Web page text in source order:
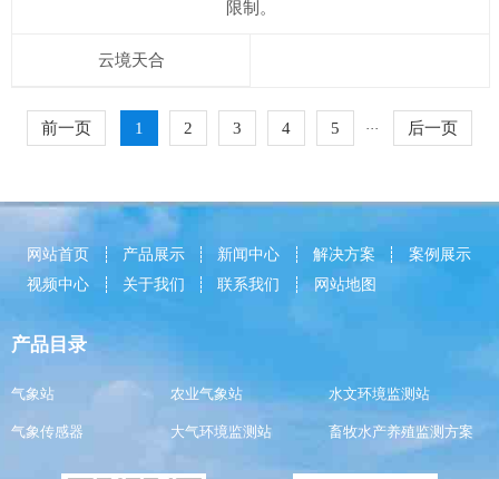
限制。
云境天合
前一页 1 2 3 4 5 ··· 后一页
网站首页 产品展示 新闻中心 解决方案
案例展示
视频中心
关于我们 联系我们 网站地图
产品目录
气象站 农业气象站 水文环境监测站
气象传感器 大气环境监测站 畜牧水产养殖监测方案